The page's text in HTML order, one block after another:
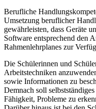
Berufliche
Umsetzung beruflicher
gewährleisten, dass Geräte
Software entsprechend den
Rahmenlehrplanes zur
Die Schülerinnen und
Arbeitstechniken
sowie Informationen zu
Demnach soll
Fähigkeit, Probleme zu